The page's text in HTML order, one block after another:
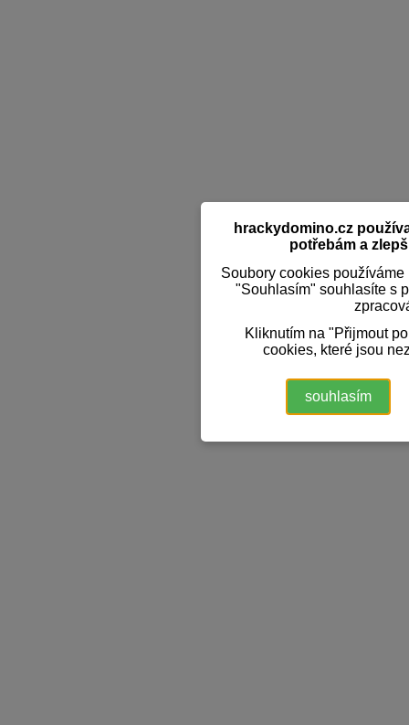
hrackydomino.cz
potřebám a
Soubory cookies
"Souhlasím" souhlasíte s
Kliknutím na "Přijmout
cookies, které jsou
souhlasím